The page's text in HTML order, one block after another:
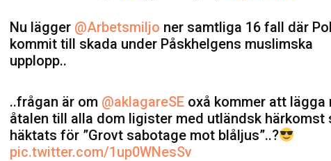
Nu lägger @Arbetsmiljo ner samtliga 16 fall där
kommit till skada under Påskhelgens muslimska
upplopp..
..frågan är om @aklagareSE oxå kommer att lägga
åtalen till alla dom ligister med utländsk härkomst
häktats för ”Grovt sabotage mot blåljus”..?
pic.twitter.com/1up0WNesSv